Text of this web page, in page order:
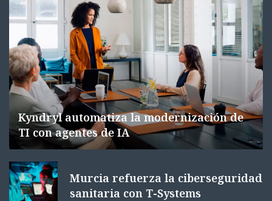
Kyndryl automatiza la modernización de
TI con agentes de IA
Murcia refuerza la ciberseguridad
sanitaria con T-Systems